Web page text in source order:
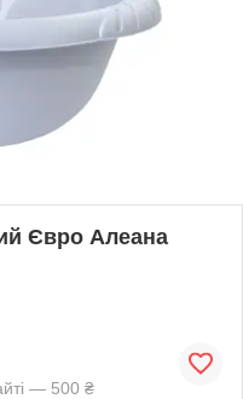
Євро Алеана
— 500 ₴